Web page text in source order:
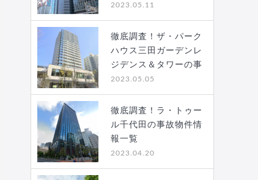
2023.05.11
徹底調査！ザ・パーク
ハウス三田ガーデンレ
ジデンス＆タワーの事
故…
2023.05.05
徹底調査！ラ・トゥー
ル千代田の事故物件情
報一覧
2023.04.20